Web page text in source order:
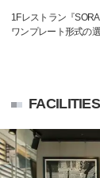
1Fレストラン『
ワンプレート形式の
FACILITIES